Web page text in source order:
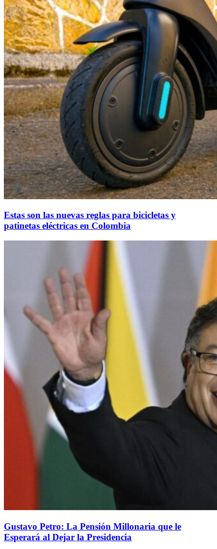
Estas son las nuevas reglas para bicicletas y
patinetas eléctricas en Colombia
Gustavo Petro: La Pensión Millonaria que le
Esperará al Dejar la Presidencia